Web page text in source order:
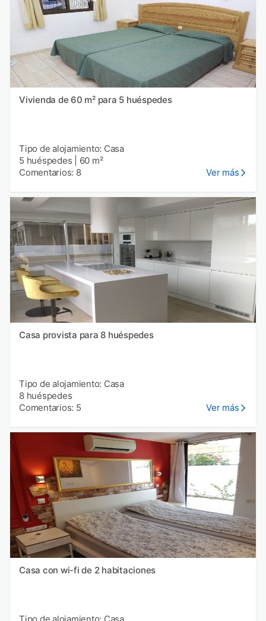
Vivienda de 60 m² para 5 huéspedes
Tipo de alojamiento: Casa
5 huéspedes
60 m²
Comentarios: 8
Ver más
Casa provista para 8 huéspedes
Tipo de alojamiento: Casa
8 huéspedes
Comentarios: 5
Ver más
Casa con wi-fi de 2 habitaciones
Tipo de alojamiento: Casa